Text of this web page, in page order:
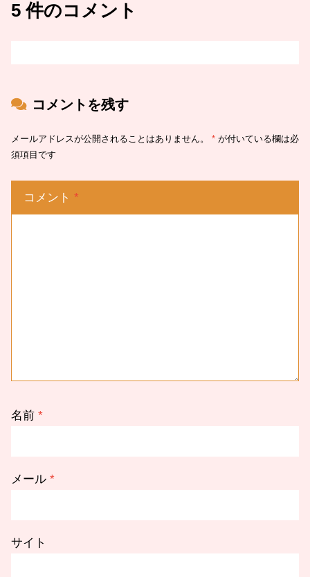
5 件のコメント
コメントを残す
メールアドレスが公開されることはありません。 * が付いている欄は必
須項目です
コメント *
名前 *
メール *
サイト